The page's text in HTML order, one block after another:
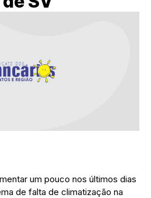
um pouco nos últimos dias
de falta de climatização na